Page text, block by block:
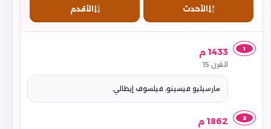
الأحدث الأقدم
1 1433 م
القرن 15
مارسيليو فيسينو، فيلسوف إيطالي.
2 1862 م